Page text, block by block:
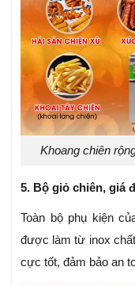
Khoang chiên
5. Bộ giỏ chiên, giá
Toàn bộ phụ kiện
được làm từ inox
cực tốt, đảm bảo an